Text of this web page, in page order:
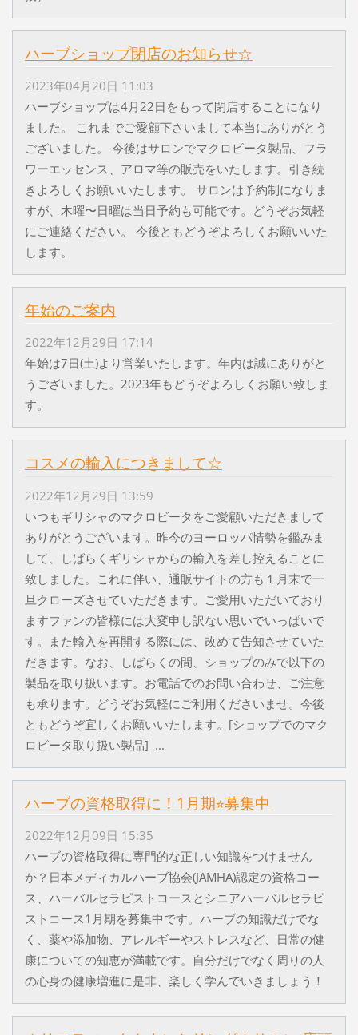
ハーブショップ閉店のお知らせ☆
2023年04月20日 11:03
ハーブショップは4月22日をもって閉店することになり
ました。 これまでご愛顧下さいまして本当にありがとう
ございました。 今後はサロンでマクロビータ製品、フラ
ワーエッセンス、アロマ等の販売をいたします。引き続
きよろしくお願いいたします。 サロンは予約制になりま
すが、木曜〜日曜は当日予約も可能です。どうぞお気軽
にご連絡ください。 今後ともどうぞよろしくお願いいた
します。
年始のご案内
2022年12月29日 17:14
年始は7日(土)より営業いたします。年内は誠にありがと
うございました。2023年もどうぞよろしくお願い致しま
す。
コスメの輸入につきまして☆
2022年12月29日 13:59
いつもギリシャのマクロビータをご愛顧いただきまして
ありがとうございます。昨今のヨーロッパ情勢を鑑みま
して、しばらくギリシャからの輸入を差し控えることに
致しました。これに伴い、通販サイトの方も１月末で一
旦クローズさせていただきます。ご愛用いただいており
ますファンの皆様には大変申し訳ない思いでいっぱいで
す。また輸入を再開する際には、改めて告知させていた
だきます。なお、しばらくの間、ショップのみで以下の
製品を取り扱います。お電話でのお問い合わせ、ご注意
も承ります。どうぞお気軽にご利用くださいませ。今後
ともどうぞ宜しくお願いいたします。[ショップでのマク
ロビータ取り扱い製品] ...
ハーブの資格取得に！1月期⭐︎募集中
2022年12月09日 15:35
ハーブの資格取得に専門的な正しい知識をつけません
か？日本メディカルハーブ協会(JAMHA)認定の資格コー
ス、ハーバルセラピストコースとシニアハーバルセラピ
ストコース1月期を募集中です。ハーブの知識だけでな
く、薬や添加物、アレルギーやストレスなど、日常の健
康についての知恵が満載です。自分だけでなく周りの人
の心身の健康増進に是非、楽しく学んでいきましょう！